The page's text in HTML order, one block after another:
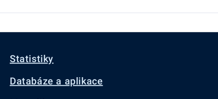
Statistiky
Databáze a aplikace